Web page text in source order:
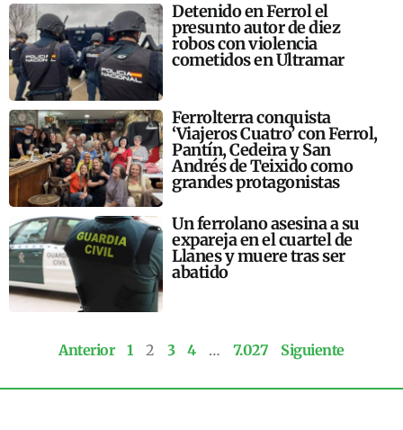
Detenido en Ferrol el
presunto autor de diez
robos con violencia
cometidos en Ultramar
Ferrolterra conquista
‘Viajeros Cuatro’ con Ferrol,
Pantín, Cedeira y San
Andrés de Teixido como
grandes protagonistas
Un ferrolano asesina a su
expareja en el cuartel de
Llanes y muere tras ser
abatido
Anterior 1 2 3 4 … 7.027 Siguiente